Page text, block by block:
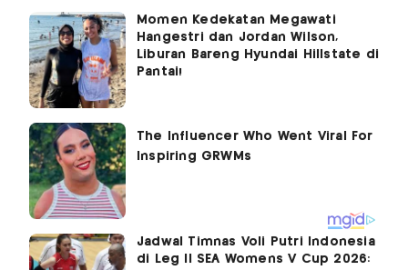
Momen Kedekatan Megawati
Hangestri dan Jordan Wilson,
Liburan Bareng Hyundai Hillstate di
Pantai!
Jadwal Timnas Voli Putri Indonesia
di Leg II SEA Womens V Cup 2026: